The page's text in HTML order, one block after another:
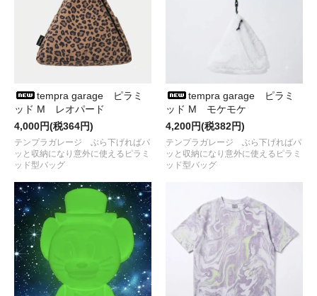
のパーカが入荷しました
●2024/10/29RIDGE MOUNTAIN GEAR
Merino PlaX
BeanieとMin.Glasses Case
●2024/10/27Chaos Fishing Club
が入荷しまし
ロンT、スウェット、CAP
●2024/10/20RWCHEからDUDE SWEATが入荷しました
●2024/10/20 Chaos Fishing Club から LOGO ART JACKET
が入荷しました
●2024/10/19TRAIL BUM×NANGAのTOASTY DOWN VEST
が入荷しました
●2024/10/18
BURLAP OUTFITTERからFLEECE CARDIGAN
とFLEECE WATCH CAPが入荷しました
●2024/10/12
PAPERSKY WEAR
MIDDLE LAYER DOWN
VESTが入荷しました
●2024/10/ 9
RIDGE MOUNTAIN GEAR からメンズ、レディー
スの
Merino Basic Long Sleeve ShirtとMerino
Basic Tee Long Sleeveが入荷しました
●2024/ 9/30
BALLISTICSから単体でももちろんご利用いただ
けますが
tempra garage ピラミ
ッド M レオパード
4,000円(税364円)
テンプラガレージ ぶら下げればパ
ッと収納になり意外に使えるピラミ
ッド型バッグ
tempra garage ピラミ
ッド M モケモケ
4,200円(税382円)
テンプラガレージ ぶら下げればパ
ッと収納になり意外に使えるピラミ
ッド型バッグ